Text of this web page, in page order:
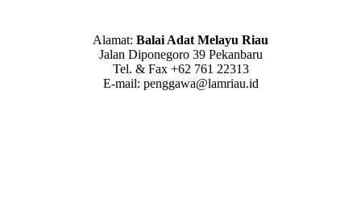
Alamat: Balai Adat Melayu Riau
Jalan Diponegoro 39 Pekanbaru
Tel. & Fax +62 761 22313
E-mail: penggawa@lamriau.id